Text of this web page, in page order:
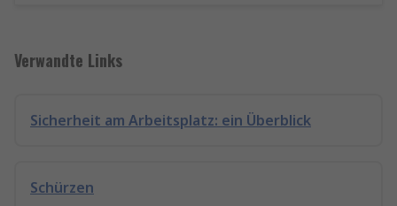
Verwandte Links
Sicherheit am Arbeitsplatz: ein Überblick
Schürzen